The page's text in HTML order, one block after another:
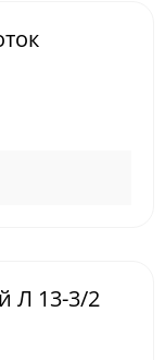
Л 13-3/2